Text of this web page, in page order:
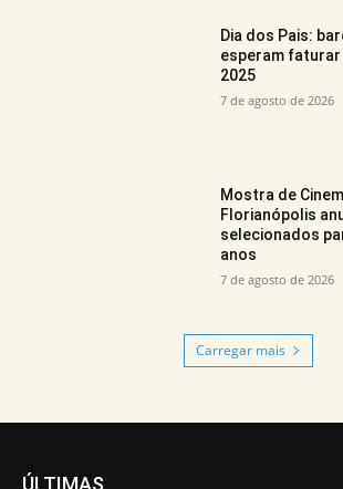
Dia dos Pais:
esperam faturar
2025
7 de agosto de 2026
Mostra de
Florianópolis
selecionados
anos
7 de agosto de 2026
Carregar mais
ÚLTIMAS